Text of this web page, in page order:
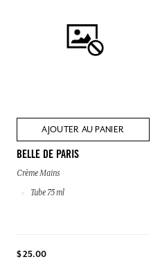
AJOUTER AU PANIER
BELLE DE PARIS
Crème Mains
Tube 75 ml
$ 25.00